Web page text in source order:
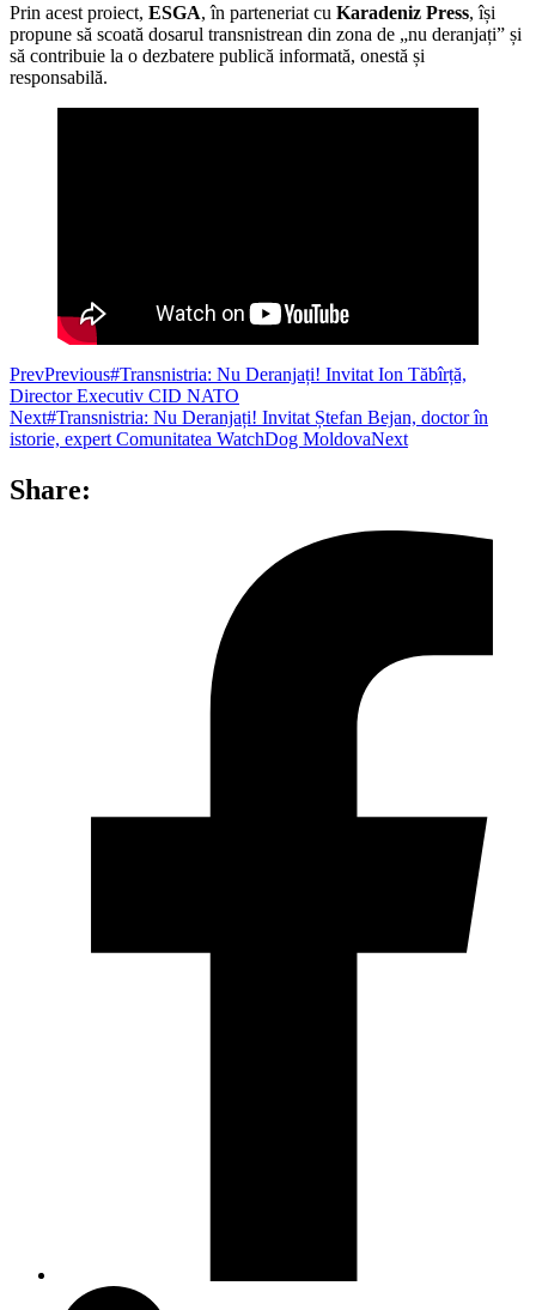
Prin acest proiect, ESGA, în parteneriat cu Karadeniz Press, își
propune să scoată dosarul transnistrean din zona de „nu deranjați” și
să contribuie la o dezbatere publică informată, onestă și
responsabilă.
PrevPrevious#Transnistria: Nu Deranjați! Invitat Ion Tăbîrță,
Director Executiv CID NATO
Next#Transnistria: Nu Deranjați! Invitat Ștefan Bejan, doctor în
istorie, expert Comunitatea WatchDog MoldovaNext
Share: